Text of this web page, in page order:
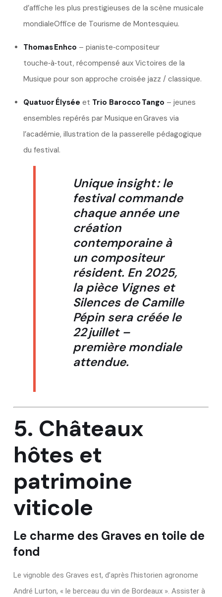
d’affiche les plus prestigieuses de la scène musicale
mondialeOffice de Tourisme de Montesquieu.
Thomas Enhco – pianiste‑compositeur
touche‑à‑tout, récompensé aux Victoires de la
Musique pour son approche croisée jazz / classique.
Quatuor Élysée et Trio Barocco Tango – jeunes
ensembles repérés par Musique en Graves via
l’académie, illustration de la passerelle pédagogique
du festival.
Unique insight: le
festival commande
chaque année une
création
contemporaine à
un compositeur
résident. En 2025,
la pièce Vignes et
Silencesde Camille
Pépin sera créée le
22 juillet –
première mondiale
attendue.
5. Châteaux
hôtes et
patrimoine
viticole
Le charme des Graves en toile de
fond
Le vignoble des Graves est, d’après l’historien agronome
André Lurton, « le berceau du vin de Bordeaux ». Assister à